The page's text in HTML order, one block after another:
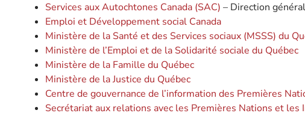
Services aux Autochtones Canada (SAC) – Direction
Emploi et Développement social Canada
Ministère de la Santé et des Services sociaux (MSSS) du
Ministère de l’Emploi et de la Solidarité sociale du Québec
Ministère de la Famille du Québec
Ministère de la Justice du Québec
Centre de gouvernance de l’information des Premières
Secrétariat aux relations avec les Premières Nations et les